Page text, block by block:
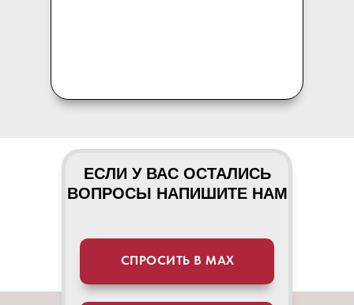
СПРОСИТЬ В МАХ
ЕСЛИ У ВАС ОСТАЛИСЬ
ВОПРОСЫ НАПИШИТЕ НАМ